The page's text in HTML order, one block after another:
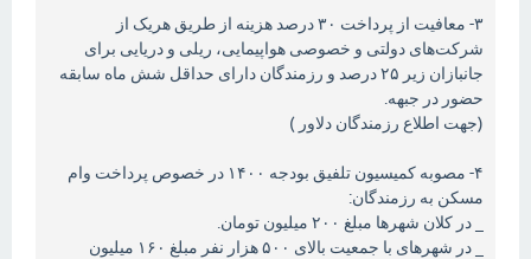
۳- معافیت از پرداخت ۳۰ درصد هزینه از طریق هریک از
شرکت‌های دولتی و خصوصی هواپیمایی، ریلی و دریایی برای
جانبازان زیر ۲۵ درصد و رزمندگان دارای حداقل شش ماه سابقه
حضور در جبهه.
(جهت اطلاع رزمندگان دلاور )
۴- مصوبه کمیسیون تلفیق بودجه ۱۴۰۰ در خصوص پرداخت وام
مسکن به رزمندگان:
_ در کلان شهرها مبلغ ۲۰۰ میلیون تومان.
_ در شهرهای با جمعیت بالای ۵۰۰ هزار نفر مبلغ ۱۶۰ میلیون